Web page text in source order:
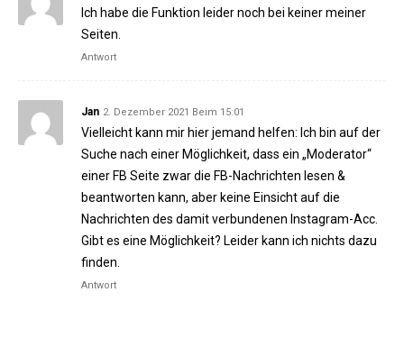
Ich habe die Funktion leider noch bei keiner meiner
Seiten.
Antwort
Jan 2. Dezember 2021 Beim 15:01
Vielleicht kann mir hier jemand helfen: Ich bin auf der
Suche nach einer Möglichkeit, dass ein „Moderator“
einer FB Seite zwar die FB-Nachrichten lesen &
beantworten kann, aber keine Einsicht auf die
Nachrichten des damit verbundenen Instagram-Acc.
Gibt es eine Möglichkeit? Leider kann ich nichts dazu
finden.
Antwort